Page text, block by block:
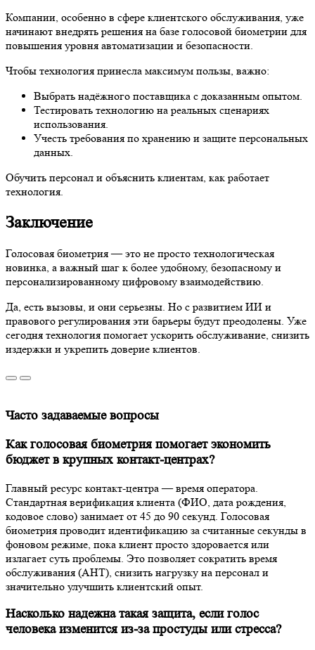
Компании, особенно в сфере клиентского обслуживания, уже
начинают внедрять решения на базе голосовой биометрии для
повышения уровня автоматизации и безопасности.
Чтобы технология принесла максимум пользы, важно:
Выбрать надёжного поставщика с доказанным опытом.
Тестировать технологию на реальных сценариях
использования.
Учесть требования по хранению и защите персональных
данных.
Обучить персонал и объяснить клиентам, как работает
технология.
Заключение
Голосовая биометрия — это не просто технологическая
новинка, а важный шаг к более удобному, безопасному и
персонализированному цифровому взаимодействию.
Да, есть вызовы, и они серьезны. Но с развитием ИИ и
правового регулирования эти барьеры будут преодолены. Уже
сегодня технология помогает ускорить обслуживание, снизить
издержки и укрепить доверие клиентов.
Часто задаваемые вопросы
Как голосовая биометрия помогает экономить
бюджет в крупных контакт-центрах?
Главный ресурс контакт-центра — время оператора.
Стандартная верификация клиента (ФИО, дата рождения,
кодовое слово) занимает от 45 до 90 секунд. Голосовая
биометрия проводит идентификацию за считанные секунды в
фоновом режиме, пока клиент просто здоровается или
излагает суть проблемы. Это позволяет сократить время
обслуживания (AHT), снизить нагрузку на персонал и
значительно улучшить клиентский опыт.
Насколько надежна такая защита, если голос
человека изменится из-за простуды или стресса?